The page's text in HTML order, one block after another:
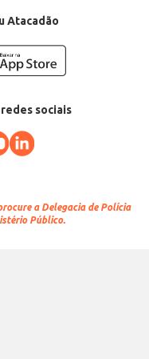
Atacadão
sociais
a Delegacia de Polícia
Público.